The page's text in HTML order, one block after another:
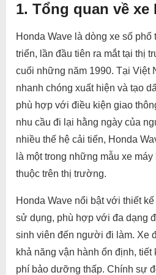
1. Tổng quan về xe
Honda Wave là dòng xe số phổ
triển, lần đầu tiên ra mắt tại thị
cuối những năm 1990. Tại Việt
nhanh chóng xuất hiện và tạo
phù hợp với điều kiện giao
nhu cầu đi lại hằng ngày của
nhiều thế hệ cải tiến, Honda
là một trong những mẫu xe
thuộc trên thị trường.
Honda Wave nổi bật với thiết
sử dụng, phù hợp với đa dạng
sinh viên đến người đi làm. Xe
khả năng vận hành ổn định,
phí bảo dưỡng thấp. Chính sự